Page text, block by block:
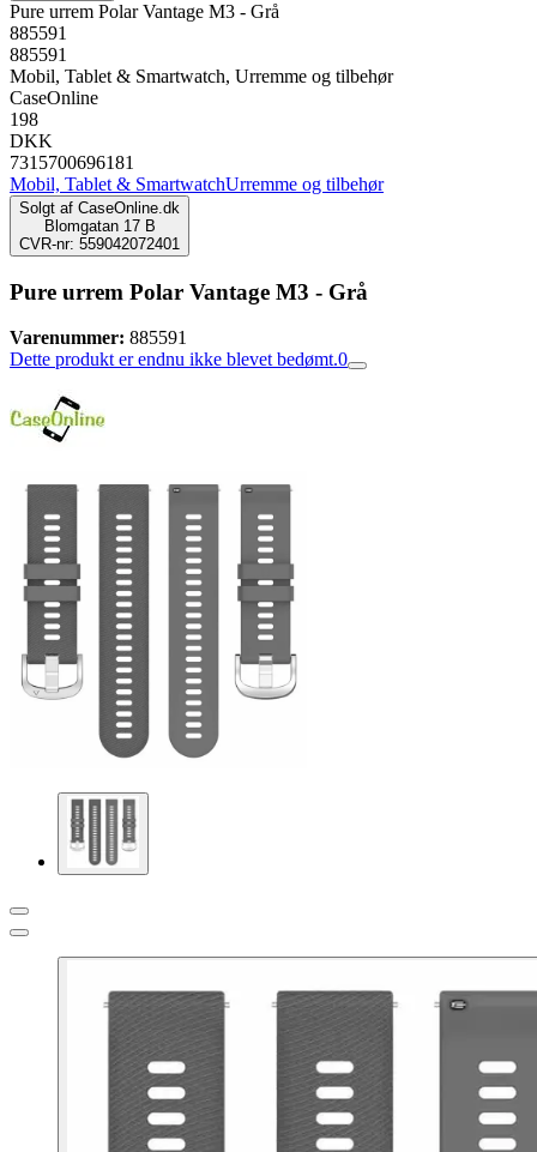
Pure urrem Polar Vantage M3 - Grå
885591
885591
Mobil, Tablet & Smartwatch, Urremme og tilbehør
CaseOnline
198
DKK
7315700696181
Mobil, Tablet & SmartwatchUrremme og tilbehør
Solgt af CaseOnline.dk
Blomgatan 17 B
CVR-nr: 559042072401
Pure urrem Polar Vantage M3 - Grå
Varenummer: 885591
Dette produkt er endnu ikke blevet bedømt.0